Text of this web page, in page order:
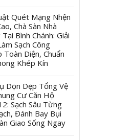
Quét Mạng Nhện
Chà Sàn Nhà
Bình Chánh: Giải
Sạch Công
Toàn Diện, Chuẩn
Khép Kín
Dọn Dẹp Tổng Vệ
Cư Căn Hộ
Sạch Sâu Từng
Đánh Bay Bụi
Giao Sống Ngay